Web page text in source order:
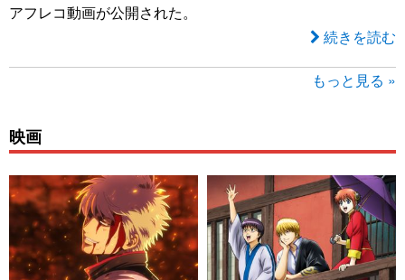
アフレコ動画が公開された。
続きを読む
もっと見る »
映画